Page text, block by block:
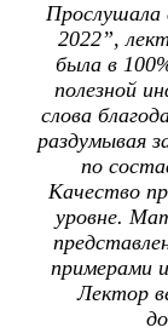
Прослушала
2022”,
была в
полезной
слова
раздумывая
по
Качество
уровне.
примерами
Лектор